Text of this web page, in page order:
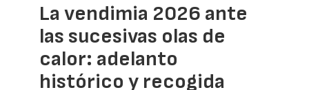
La vendimia 2026 ante
las sucesivas olas de
calor: adelanto
histórico y recogida